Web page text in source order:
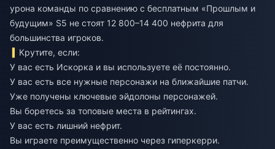
урона команды по сравнению с бесплатным «Прошлым и
будущим» S5 не стоят 12 800–14 400 нефрита для
большинства игроков.
Крутите, если:
У вас есть Искорка и вы используете её постоянно.
У вас есть все нужные персонажи на ближайшие патчи.
Уже получены ключевые эйдолоны персонажей.
Вы боретесь за топовые места в рейтингах.
У вас есть лишний нефрит.
Вы играете преимущественно через гиперкерри.